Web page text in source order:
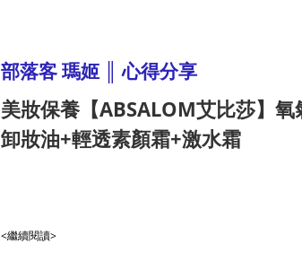
部落客 瑪姬 ║ 心得分享
美妝保養【ABSALOM艾比莎】
卸妝油+輕透素顏霜+激水霜
<繼續閱讀>